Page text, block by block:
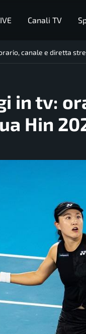
Canali TV
canale e diretta
in tv:
Hin